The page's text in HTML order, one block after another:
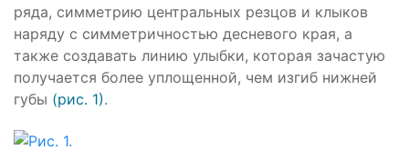
ряда, симметрию центральных резцов и клыков
наряду с симметричностью десневого края, а
также создавать линию улыбки, которая зачастую
получается более уплощенной, чем изгиб нижней
губы (рис. 1).